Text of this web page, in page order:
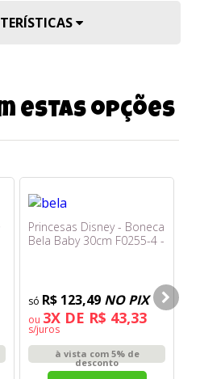
estas opções
Princesas Disney - Boneca
Bela Baby 30cm F0255-4 -
R$ 123,49 NO PIX
ou 3X DE R$ 43,33
s/juros
à vista com 5% de
desconto